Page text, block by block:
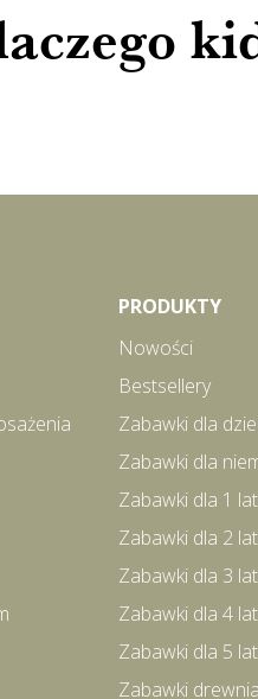
PRODUKTY
Nowości
Bestsellery
Zabawki dla
Zabawki dla
Zabawki dla 1
Zabawki dla 2
Zabawki dla 3
Zabawki dla 4
Zabawki dla 5
Zabawki